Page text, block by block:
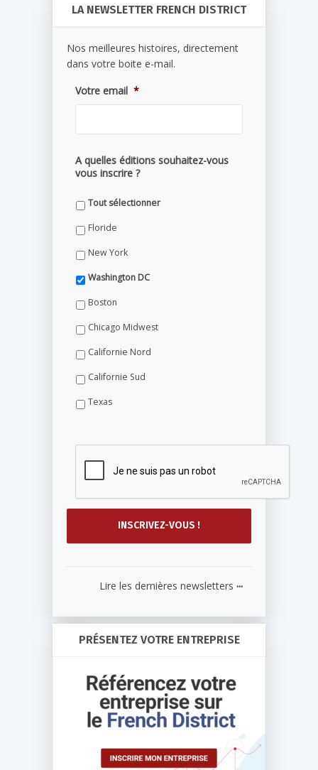
LA NEWSLETTER FRENCH DISTRICT
Nos meilleures histoires, directement
dans votre boite e-mail.
Votre email *
A quelles éditions souhaitez-vous
vous inscrire ?
Tout sélectionner
Floride
New York
Washington DC
Boston
Chicago Midwest
Californie Nord
Californie Sud
Texas
Lire les dernières newsletters ...
PRÉSENTEZ VOTRE ENTREPRISE